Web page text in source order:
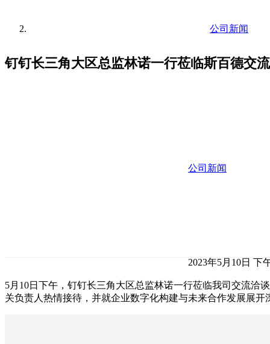
公司新闻
钉钉长三角大区总监林诺一行莅临斯百德交
公司新闻
2023年5月10日 下
5月10日下午，钉钉长三角大区总监林诺一行莅临我司交流洽
关负责人热情接待，并就企业数字化构建与未来合作发展展开